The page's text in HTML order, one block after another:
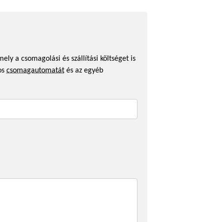
a csomagolási és szállítási költséget is
csomagautomatát és az egyéb